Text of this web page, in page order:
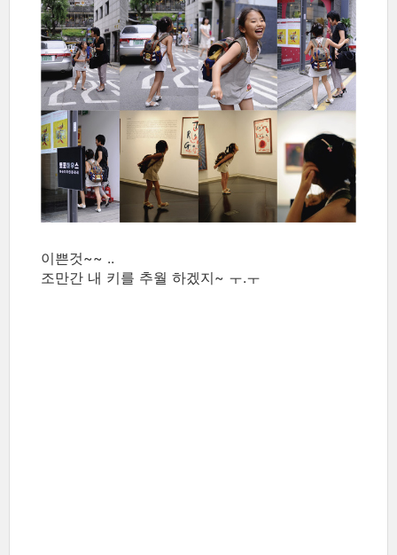
이쁜것~~ ..
조만간 내 키를 추월 하겠지~ ㅜ.ㅜ